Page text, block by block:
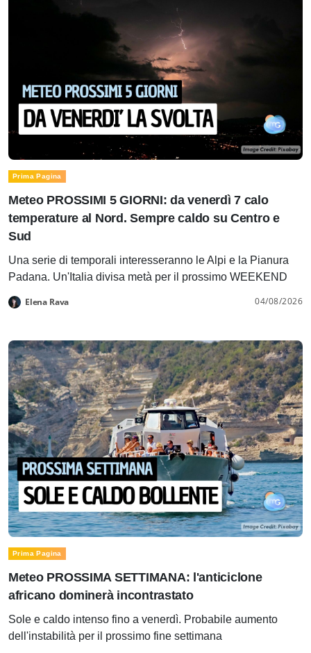
Prima Pagina
Meteo PROSSIMI 5 GIORNI: da venerdì 7 calo
temperature al Nord. Sempre caldo su Centro e
Sud
Una serie di temporali interesseranno le Alpi e la Pianura
Padana. Un'Italia divisa metà per il prossimo WEEKEND
Elena Rava 04/08/2026
Prima Pagina
Meteo PROSSIMA SETTIMANA: l'anticiclone
africano dominerà incontrastato
Sole e caldo intenso fino a venerdì. Probabile aumento
dell'instabilità per il prossimo fine settimana